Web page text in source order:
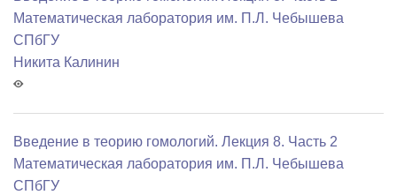
Математичеcкая лаборатория им. П.Л. Чебышева
СПбГУ
Никита Калинин
Введение в теорию гомологий. Лекция 8. Часть 2
Математичеcкая лаборатория им. П.Л. Чебышева
СПбГУ